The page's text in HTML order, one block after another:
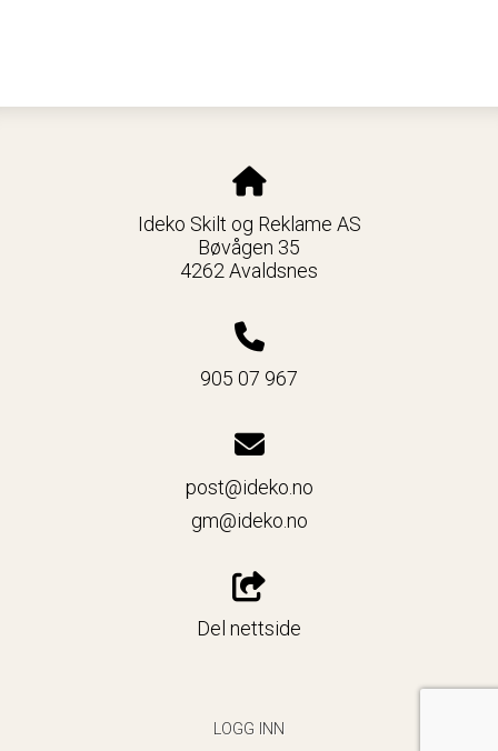
Ideko Skilt og Reklame AS
Bøvågen 35
4262 Avaldsnes
905 07 967
post@ideko.no
gm@ideko.no
Del nettside
LOGG INN